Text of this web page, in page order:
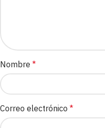
Nombre *
Correo electrónico *